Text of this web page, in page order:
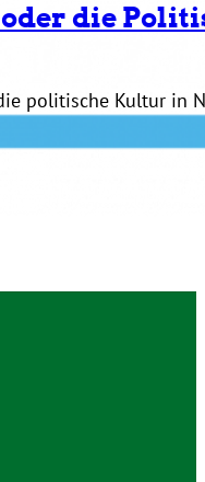
oder die
politische Kultur in